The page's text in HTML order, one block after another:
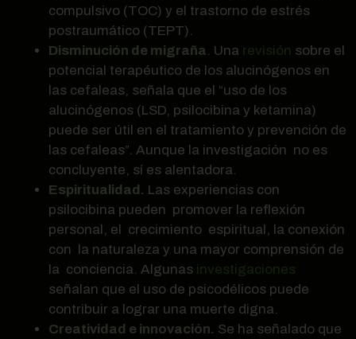
compulsivo (TOC) y el trastorno de estrés
postraumático (TEPT).
Disminución de migraña. Una revisión sobre el
potencial terapéutico de los alucinógenos en
las cefaleas, señala que el “uso de los
alucinógenos (LSD, psilocibina y ketamina)
puede ser útil en el tratamiento y prevención de
las cefaleas”. Aunque la investigación no es
concluyente, sí es alentadora.
Espiritualidad. Las experiencias con
psilocibina pueden promover la reflexión
personal, el crecimiento espiritual, la conexión
con la naturaleza y una mayor comprensión de
la conciencia. Algunas investigaciones
señalan que el uso de psicodélicos puede
contribuir a lograr una muerte digna.
Creatividad e innovación. Se ha señalado que